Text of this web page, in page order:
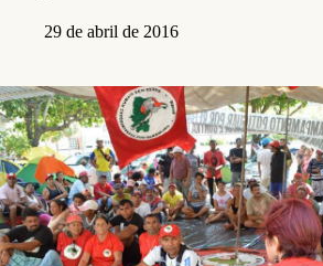
29 de abril de 2016